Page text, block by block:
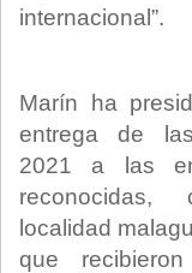
internacional”.
Marín ha
entrega de
2021 a las
localidad
que